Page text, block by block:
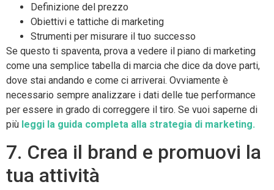
Definizione del prezzo
Obiettivi e tattiche di marketing
Strumenti per misurare il tuo successo
Se questo ti spaventa, prova a vedere il piano di marketing
come una semplice tabella di marcia che dice da dove parti,
dove stai andando e come ci arriverai. Ovviamente è
necessario sempre analizzare i dati delle tue performance
per essere in grado di correggere il tiro. Se vuoi saperne di
più leggi la guida completa alla strategia di marketing.
7. Crea il brand e promuovi la
tua attività